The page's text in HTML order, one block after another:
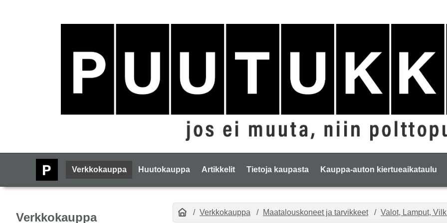
Verkkokauppa Huutokauppa Artikkelit Tietoja kaupasta Kauppa-auton kiertueaikataulu
Verkkokauppa Verkkokauppa Maatalouskoneet ja tarvikkeet Valot, Lamput,